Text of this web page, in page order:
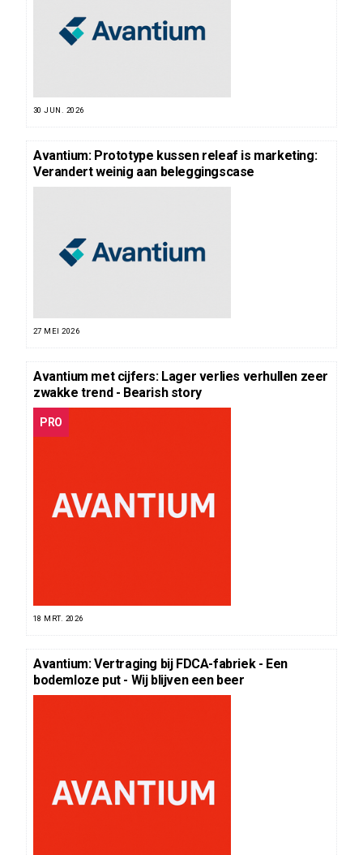
30 JUN. 2026
Avantium: Prototype kussen releaf is marketing:
Verandert weinig aan beleggingscase
27 MEI 2026
Avantium met cijfers: Lager verlies verhullen zeer
zwakke trend - Bearish story
PRO
18 MRT. 2026
Avantium: Vertraging bij FDCA-fabriek - Een
bodemloze put - Wij blijven een beer